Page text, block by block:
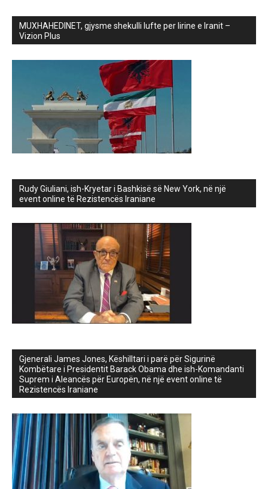
MUXHAHEDINET, gjysme shekulli lufte per lirine e Iranit –
Vizion Plus
Rudy Giuliani, ish-Kryetar i Bashkisë së New York, në një
event online të Rezistencës Iraniane
Gjenerali James Jones, Këshilltari i parë për Sigurinë
Kombëtare i Presidentit Barack Obama dhe ish-Komandanti
Suprem i Aleancës për Europën, në një event online të
Rezistencës Iraniane